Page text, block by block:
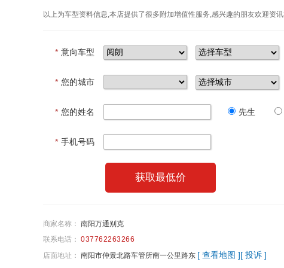
以上为车型资料信息,本店提供了很多附加增值性服务,感兴趣的朋友欢迎资讯
* 意向车型
* 您的城市
* 您的姓名 先生
* 手机号码
获取最低价
商家名称： 南阳万通别克
联系电话： 037762263266
店面地址： 南阳市仲景北路车管所南一公里路东 [ 查看地图 ][ 投诉 ]